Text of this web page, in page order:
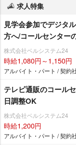
求人特集
見学会参加でデジタ
方へ/コールセンター
株式会社ベルシステム24
時給1,080円～1,150円
アルバイト・パート / 契約
テレビ通販のコール
日調整OK
株式会社ベルシステム24
時給1,200円
アルバイト・パート / 契約